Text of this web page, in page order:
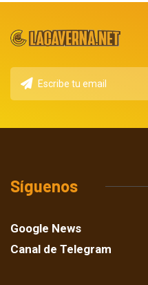
Síguenos
Google News
Canal de Telegram